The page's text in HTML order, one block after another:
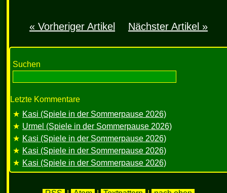
« Vorheriger Artikel Nächster Artikel »
Suchen
Letzte Kommentare
Kasi (Spiele in der Sommerpause 2026)
Urmel (Spiele in der Sommerpause 2026)
Kasi (Spiele in der Sommerpause 2026)
Kasi (Spiele in der Sommerpause 2026)
Kasi (Spiele in der Sommerpause 2026)